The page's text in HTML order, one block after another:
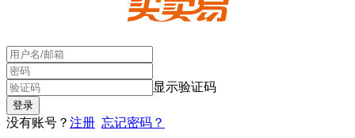
显示验证码
没有账号？ 注册 忘记密码？